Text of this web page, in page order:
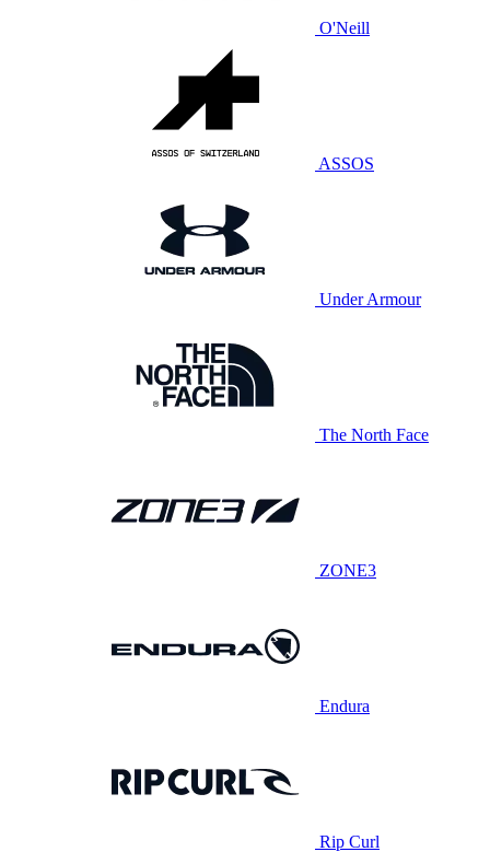
O'Neill
ASSOS
Under Armour
The North Face
ZONE3
Endura
Rip Curl